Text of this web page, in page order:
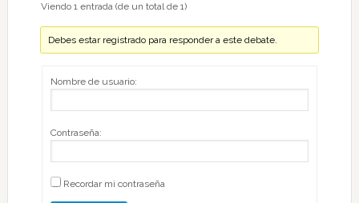
Viendo 1 entrada (de un total de 1)
Debes estar registrado para responder a este debate.
Nombre de usuario:
Contraseña:
Recordar mi contraseña